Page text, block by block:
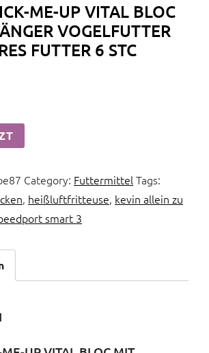
ME-UP VITAL BLOC
VOGELFUTTER
FUTTER 6 STC
Category: Futtermittel Tags:
, heißluftfritteuse, kevin allein zu
smart 3